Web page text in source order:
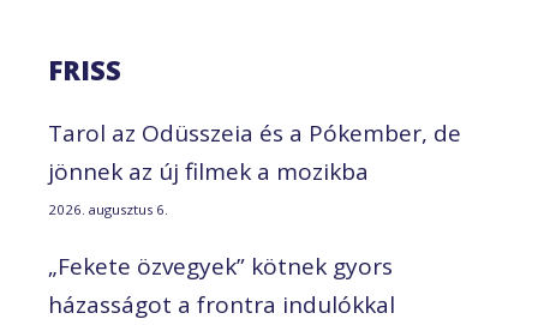
FRISS
Tarol az Odüsszeia és a Pókember, de
jönnek az új filmek a mozikba
2026. augusztus 6.
„Fekete özvegyek” kötnek gyors
házasságot a frontra indulókkal